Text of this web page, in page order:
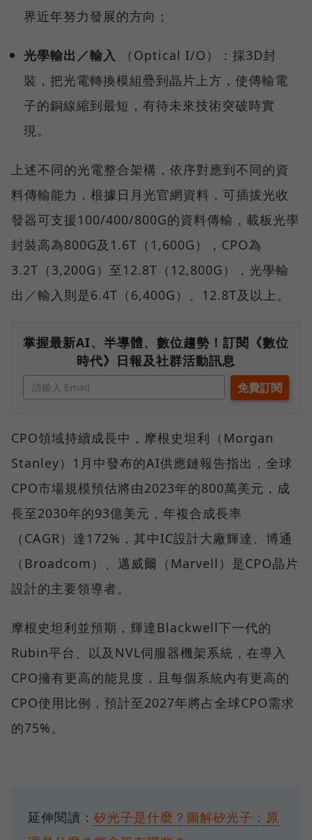
界近年努力發展的方向；
光學輸出／輸入 （Optical I/O）：採3D封
裝，把光電轉換模組疉到晶片上方，使傳輸電
子的銅線縮到最短，有待未來技術突破時實
現。
上述不同的光電整合架構，依序對應到不同的資
料傳輸能力，根據日月光官網資料，可插拔光收
發器可支援100/400/800G的資料傳輸，載板光學
封裝高為800G及1.6T（1,600G），CPO為
3.2T（3,200G）至12.8T（12,800G），光學輸
出／輸入則是6.4T（6,400G）、12.8T及以上。
掌握最新AI、半導體、數位趨勢！訂閱《數位
時代》日報及社群活動訊息
CPO領域持續成長中，摩根史坦利（Morgan
Stanley）1月中發布的AI供應鏈報告指出，全球
CPO市場規模預估將由2023年的800萬美元，成
長至2030年的93億美元，年複合成長率
（CAGR）達172%，其中IC設計大廠輝達、博通
（Broadcom）、邁威爾（Marvell）是CPO晶片
設計的主要領導者。
摩根史坦利並預期，輝達Blackwell下一代的
Rubin平台、以及NVL伺服器機架系統，在導入
CPO擁有更高的能見度，且每個系統內有更高的
CPO使用比例，預計至2027年將占全球CPO需求
的75%。
延伸閱讀： 矽光子是什麼？圖解矽光子：原